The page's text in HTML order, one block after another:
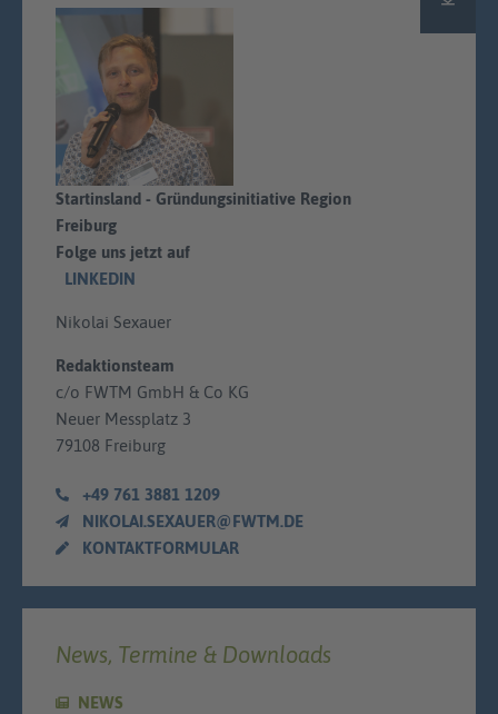
Startinsland - Gründungsinitiative Region
Freiburg
Folge uns jetzt auf
LINKEDIN
Nikolai Sexauer
Redaktionsteam
c/o FWTM GmbH & Co KG
Neuer Messplatz 3
79108 Freiburg
+49 761 3881 1209
NIKOLAI.SEXAUER@FWTM.DE
KONTAKTFORMULAR
News, Termine & Downloads
NEWS